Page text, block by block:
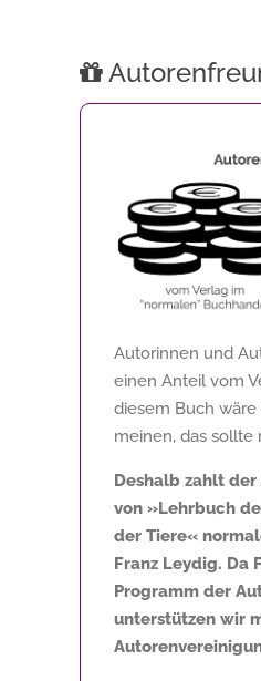
Autorinnen und
einen Anteil vom
diesem Buch
meinen, das sollte
Deshalb zahlt
von »Lehrbuch
der Tiere«
Franz Leydig. Da
Programm der
unterstützen wir